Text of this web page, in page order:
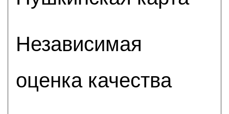
Независимая
оценка качества